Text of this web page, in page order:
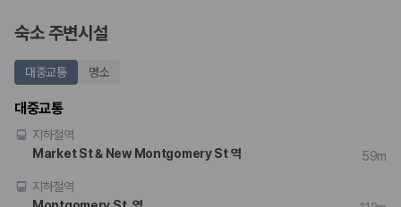
숙소 주변시설
대중교통 명소
대중교통
지하철역
Market St & New Montgomery St 역
59m
지하철역